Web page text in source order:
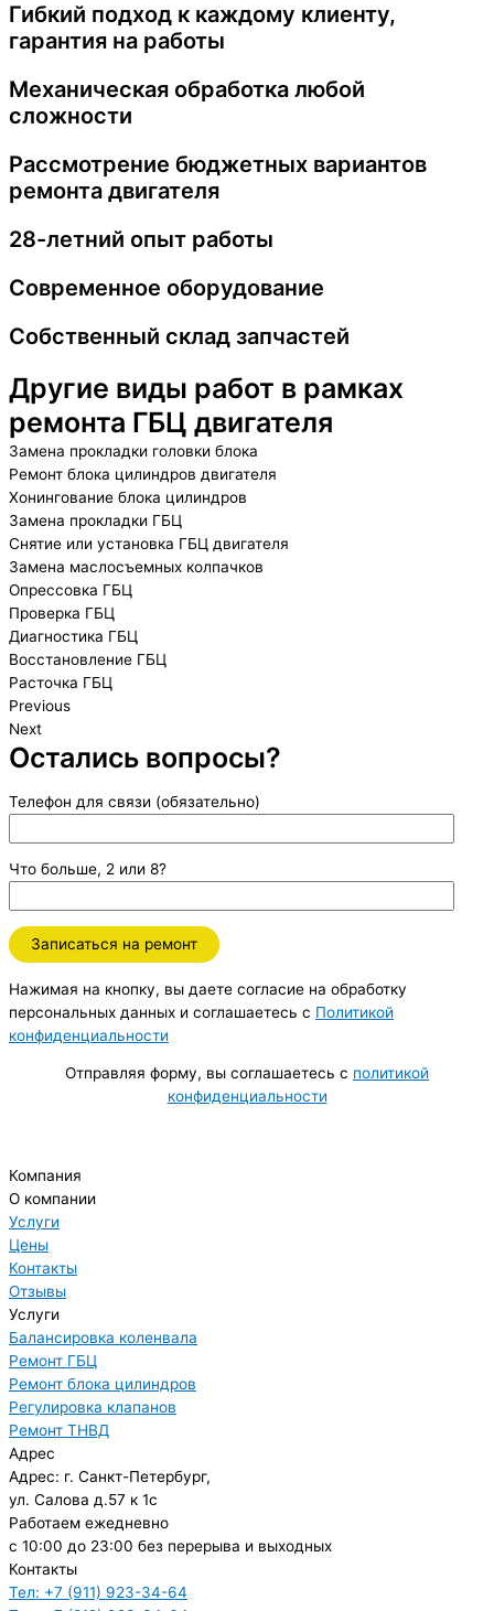
Гибкий подход к каждому клиенту,
гарантия на работы
Механическая обработка любой
сложности
Рассмотрение бюджетных вариантов
ремонта двигателя
28-летний опыт работы
Современное оборудование
Собственный склад запчастей
Другие виды работ в рамках
ремонта ГБЦ двигателя
Замена прокладки головки блока
Ремонт блока цилиндров двигателя
Хонингование блока цилиндров
Замена прокладки ГБЦ
Снятие или установка ГБЦ двигателя
Замена маслосъемных колпачков
Опрессовка ГБЦ
Проверка ГБЦ
Диагностика ГБЦ
Восстановление ГБЦ
Расточка ГБЦ
Previous
Next
Остались вопросы?
Телефон для связи (обязательно)
Что больше, 2 или 8?
Нажимая на кнопку, вы даете согласие на обработку
персональных данных и соглашаетесь c Политикой
конфиденциальности
Отправляя форму, вы соглашаетесь с политикой
конфиденциальности
Компания
О компании
Услуги
Цены
Контакты
Отзывы
Услуги
Балансировка коленвала
Ремонт ГБЦ
Ремонт блока цилиндров
Регулировка клапанов
Ремонт ТНВД
Адрес
Адрес: г. Санкт-Петербург,
ул. Салова д.57 к 1с
Работаем ежедневно
с 10:00 до 23:00 без перерыва и выходных
Контакты
Тел: +7 (911) 923-34-64